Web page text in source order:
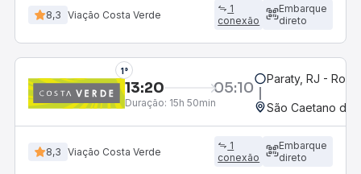
8,3 Viação Costa Verde
1
conexão
Embarque
direto
1°
13:20 05:10
Duração: 15h 50min
Paraty, RJ -
São Caetano do
8,3 Viação Costa Verde
1
conexão
Embarque
direto